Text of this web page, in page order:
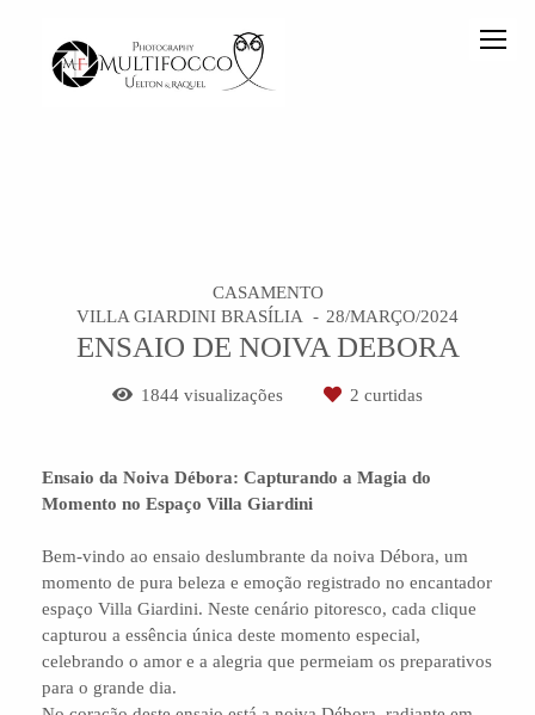
CASAMENTO
VILLA GIARDINI BRASÍLIA
28/MARÇO/2024
ENSAIO DE NOIVA DEBORA
1844 visualizações 2 curtidas
Ensaio da Noiva Débora: Capturando a Magia do
Momento no Espaço Villa Giardini
Bem-vindo ao ensaio deslumbrante da noiva Débora, um
momento de pura beleza e emoção registrado no encantador
espaço Villa Giardini. Neste cenário pitoresco, cada clique
capturou a essência única deste momento especial,
celebrando o amor e a alegria que permeiam os preparativos
para o grande dia.